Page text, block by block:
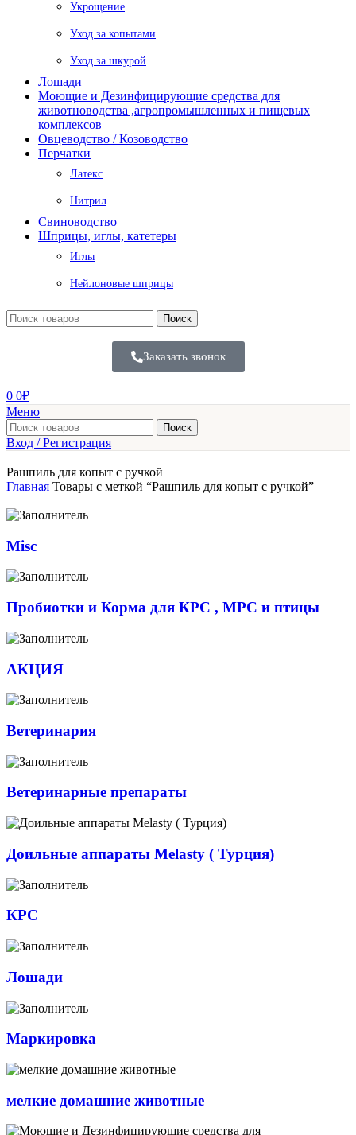
Укрощение
Уход за копытами
Уход за шкурой
Лошади
Моющие и Дезинфицирующие средства для
животноводства ,агропромышленных и пищевых
комплексов
Овцеводство / Козоводство
Перчатки
Латекс
Нитрил
Свиноводство
Шприцы, иглы, катетеры
Иглы
Нейлоновые шприцы
Поиск
Заказать звонок
0 0₽
Меню
Поиск
Вход / Регистрация
Рашпиль для копыт с ручкой
Главная Товары с меткой “Рашпиль для копыт с ручкой”
Misc
Пробиотки и Корма для КРС , МРС и птицы
АКЦИЯ
Ветеринария
Ветеринарные препараты
Доильные аппараты Melasty ( Турция)
КРС
Лошади
Маркировка
мелкие домашние животные